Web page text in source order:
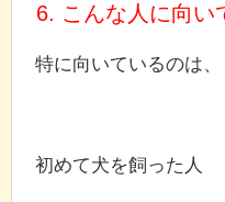
6. こんな人に向い
特に向いているのは、
初めて犬を飼った人